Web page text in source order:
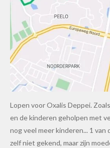
Lopen voor Oxalis Deppei.
en de kinderen geholpen met
nog veel meer kinderen... 1
zelf niet gekend, maar zijn